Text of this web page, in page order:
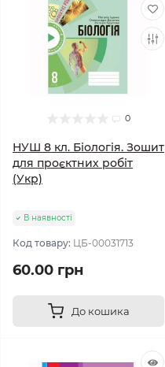
0
НУШ 8 кл. Біологія. Зошит
для проєктних робіт
(Укр)
В наявності
Код товару: ЦБ-00031713
60.00 грн
До кошика